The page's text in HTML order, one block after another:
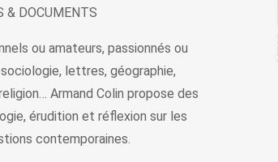
& DOCUMENTS
ou amateurs, passionnés ou
lettres, géographie,
Armand Colin propose des
érudition et réflexion sur les
contemporaines.